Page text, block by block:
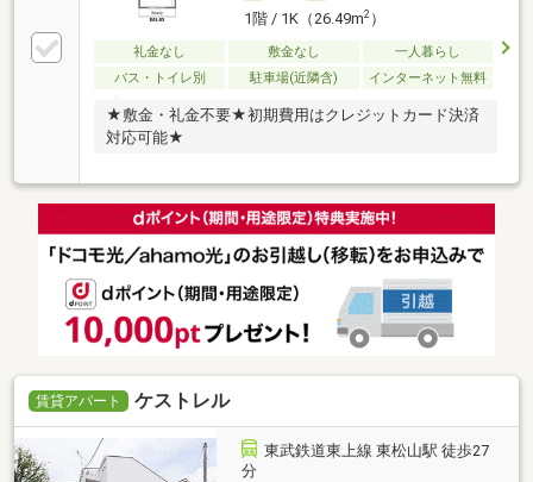
1階 / 1K（26.49m2）
礼金なし 敷金なし
一人暮らし
バス・トイレ別
駐車場(近隣含) インターネット無料
★敷金・礼金不要★初期費用はクレジットカード決済
対応可能★
賃貸アパート ケストレル
東武鉄道東上線 東松山駅 徒歩27
分